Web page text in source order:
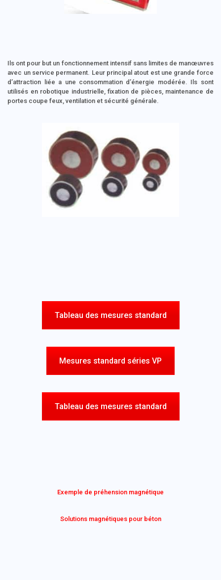
Ils ont pour but un fonctionnement intensif sans limites de manœuvres
avec un service permanent. Leur principal atout est une grande force
d’attraction liée a une consommation d’énergie modérée. Ils sont
utilisés en robotique industrielle, fixation de pièces, maintenance de
portes coupe feux, ventilation et sécurité générale.
Tableau des mesures standard
Mesures standard séries VP
Tableau des mesures standard
Exemple de préhension magnétique
Solutions magnétiques pour béton